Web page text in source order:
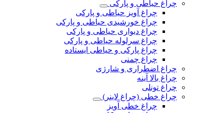
چراغ حیاطی و پارکی
چراغ آویز حیاطی و پارکی
چراغ خورشیدی حیاطی و پارکی
چراغ دیواری حیاطی و پارکی
چراغ سرلوله حیاطی و پارکی
چراغ پارکی و حیاطی ایستاده
چراغ چمنی
چراغ اضطراری و شارژی
چراغ بالا آینه
چراغ تونلی
چراغ خطی (چراغ لاینر)
چراغ خطی آویز